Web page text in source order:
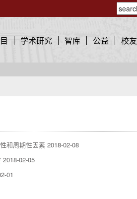
学术研究 智库 公益 校友
和周期性因素 2018-02-08
2018-02-05
01